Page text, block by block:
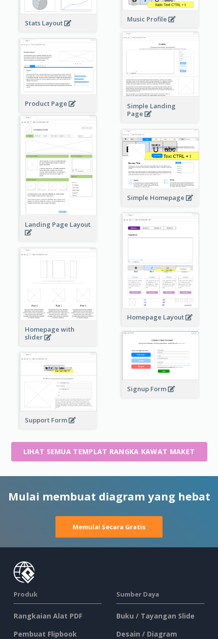
Stats Layout Music Profile
Simple Landing
Page
Product Page
Landing Page Layout
Simple Homepage
Homepage Layout
Homepage with
slider
Signup Form
Support Form
LIHAT SEMUA TEMPLAT RANGKA KAWAT MAKET
Mulai membuat diagram yang hebat
Memulai Secara Gratis
Produk
Rangkaian Alat PDF
Pembuat Flipbook
Sumber Daya
Buku / Tayangan Slide
Desain / Diagram